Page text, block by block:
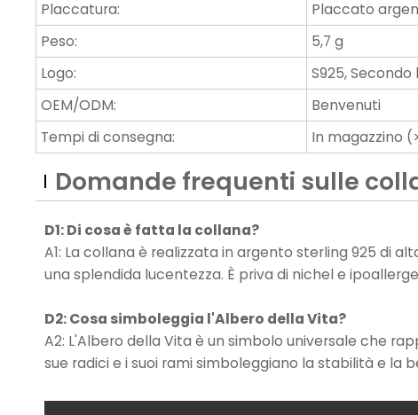
Placcatura:
Placcato
Peso:
5,7 g
Logo:
S925,
OEM/ODM:
Benvenuti
Tempi di consegna:
In magazzino
Domande frequenti sulle
D1: Di cosa è fatta la collana?
A1: La collana è realizzata in argento sterling 925 di
una splendida lucentezza. È priva di nichel e
D2: Cosa simboleggia l'Albero della Vita?
A2: L'Albero della Vita è un simbolo universale che
sue radici e i suoi rami simboleggiano la stabilità e la